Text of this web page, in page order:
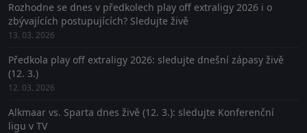
Rozhodne se dnes v předkolech play off extraligy 2026 i o
zbývajících postupujících? Sledujte živě
13. 03. 2026
Předkola play off extraligy 2026: sledujte dnešní zápasy živě
(12. 3.)
12. 03. 2026
Alkmaar vs. Sparta dnes živě (12. 3.): sledujte Konferenční
ligu v TV